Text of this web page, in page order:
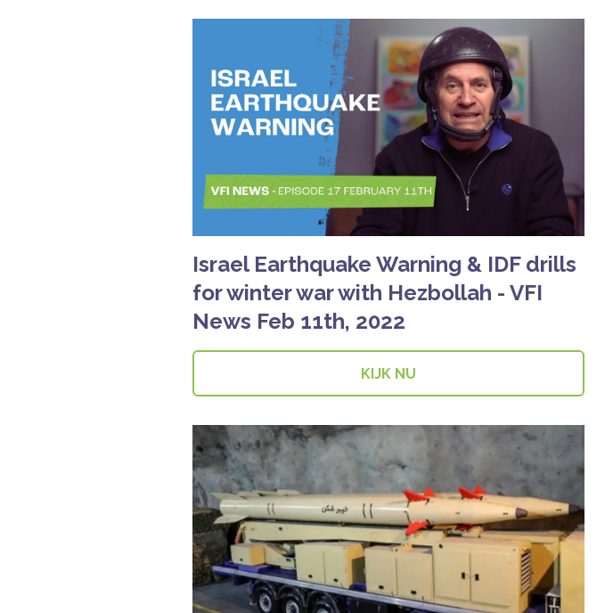
Israel Earthquake Warning & IDF drills
for winter war with Hezbollah - VFI
News Feb 11th, 2022
KIJK NU